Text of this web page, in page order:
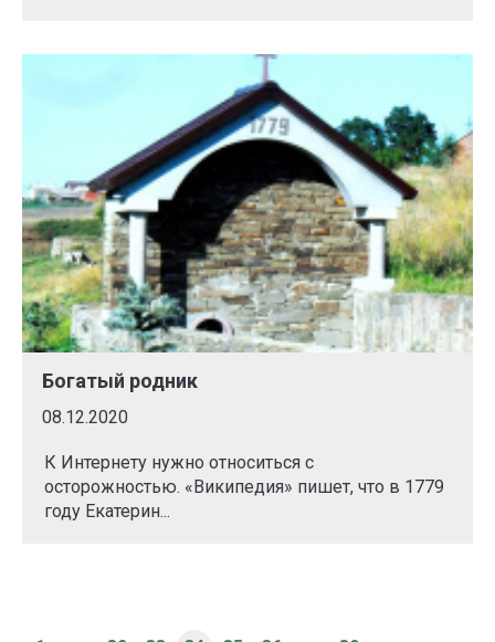
Богатый родник
08.12.2020
К Интернету нужно относиться с
осторожностью. «Википедия» пишет, что в 1779
году Екатерин...